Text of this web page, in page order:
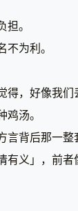
。
为利。
，好像我们
汤。
背后那一整
义」，前者